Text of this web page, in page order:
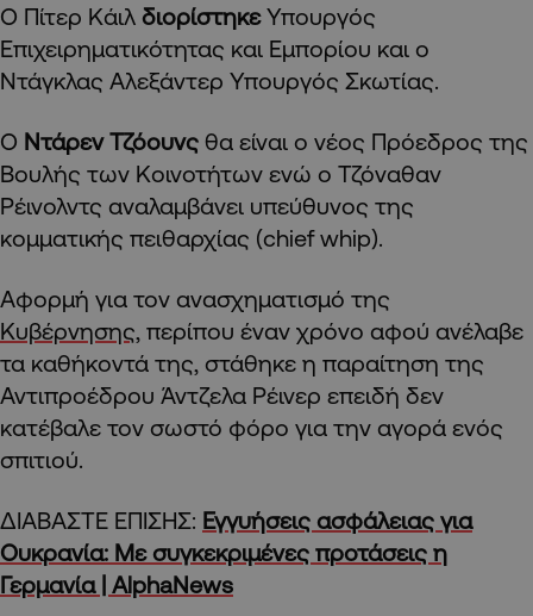
Ο Πίτερ Κάιλ διορίστηκεΥπουργός
Επιχειρηματικότητας και Εμπορίου και ο
Ντάγκλας Αλεξάντερ Υπουργός Σκωτίας.
Ο Ντάρεν Τζόουνς θα είναι ο νέος Πρόεδρος της
Βουλής των Κοινοτήτων ενώ ο Τζόναθαν
Ρέινολντς αναλαμβάνει υπεύθυνος της
κομματικής πειθαρχίας (chief whip).
Αφορμή για τον ανασχηματισμό της
Κυβέρνησης, περίπου έναν χρόνο αφού ανέλαβε
τα καθήκοντά της, στάθηκε η παραίτηση της
Αντιπροέδρου Άντζελα Ρέινερ επειδή δεν
κατέβαλε τον σωστό φόρο για την αγορά ενός
σπιτιού.
ΔΙΑΒΑΣΤΕ ΕΠΙΣΗΣ: Εγγυήσεις ασφάλειας για
Ουκρανία: Με συγκεκριμένες προτάσεις η
Γερμανία | AlphaNews